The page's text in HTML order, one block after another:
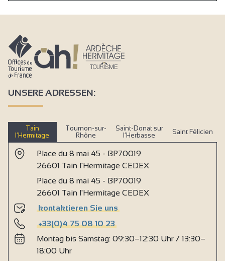
UNSERE ADRESSEN:
Tain
l’Hermitage
Tournon-sur-
Rhône
Saint-Donat sur
l’Herbasse
Saint Félicien
Place du 8 mai 45 - BP70019
26601 Tain l'Hermitage CEDEX
Place du 8 mai 45 - BP70019
26601 Tain l'Hermitage CEDEX
kontaktieren Sie uns
+33(0)4 75 08 10 23
Montag bis Samstag: 09:30–12:30 Uhr / 13:30–
18:00 Uhr